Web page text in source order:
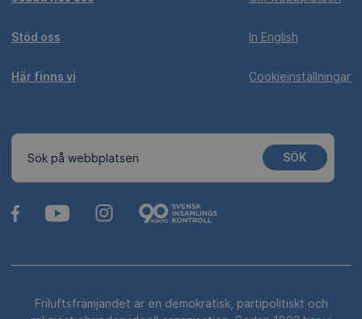
Stöd oss
Här finns vi
In English
Cookieinställningar
Sök på webbplatsen SÖK
Friluftsfrämjandet är en demokratisk, partipolitiskt och